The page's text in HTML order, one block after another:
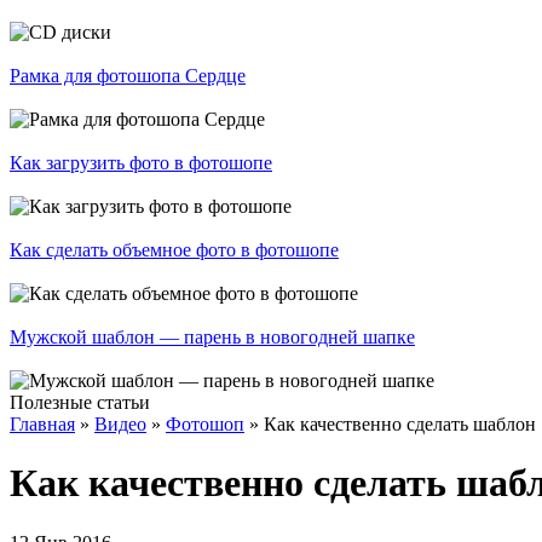
Рамка для фотошопа Сердце
Как загрузить фото в фотошопе
Как сделать объемное фото в фотошопе
Мужской шаблон — парень в новогодней шапке
Полезные статьи
Главная » Видео » Фотошоп » Как качественно сделать шаблон
Как качественно сделать